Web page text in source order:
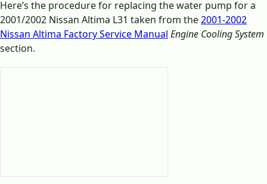
Here’s the procedure for replacing the water pump for a
2001/2002 Nissan Altima L31 taken from the2001-2002
Nissan Altima Factory Service Manual Engine Cooling System
section.